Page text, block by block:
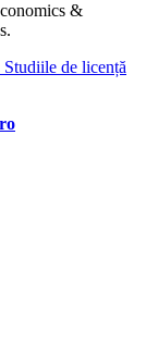
&
de licență